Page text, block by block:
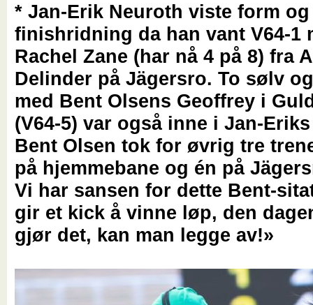
* Jan-Erik Neuroth viste form
finishridning da han vant V64-1
Rachel Zane (har nå 4 på 8) fra
Delinder på Jägersro. To sølv
med Bent Olsens Geoffrey i
(V64-5) var også inne i Jan-
Bent Olsen tok for øvrig tre
på hjemmebane og én på
Vi har sansen for dette Bent-
gir et kick å vinne løp, den
gjør det, kan man legge av!»